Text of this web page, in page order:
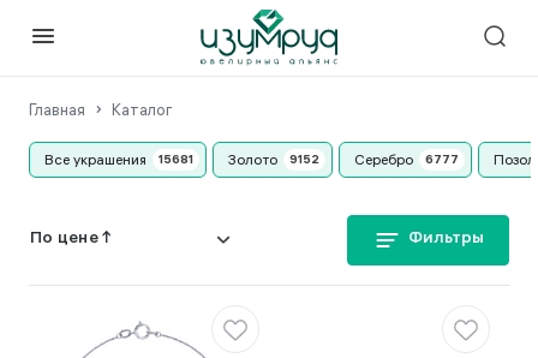
Главная Каталог
Все украшения Золото Серебро
Фильтры